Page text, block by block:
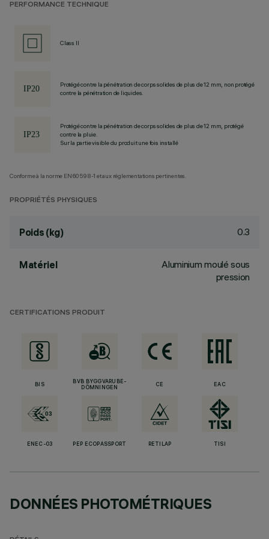
PERFORMANCE TECHNIQUE
Class II
Protégé contre la pénétration de corps solides de plus de 12 mm, non protégé
contre la pénétration de liquides.
Protégé contre la pénétration de corps solides de plus de 12 mm, protégé
contre la pluie.
Sur la partie visible du produit une fois installé
Conforme à la norme EN60598-1 et aux réglementations pertinentes.
PROPRIÉTÉS PHYSIQUES
Poids (kg) 0.3
Matériel
Aluminium moulé sous
pression
CERTIFICATIONS PRODUIT
BIS
BVB BYGGVARUBE-
DÖMNINGEN
CE EAC
ENEC-03 PEP ECOPASSPORT RETILAP TISI
DONNÉES PHOTOMÉTRIQUES